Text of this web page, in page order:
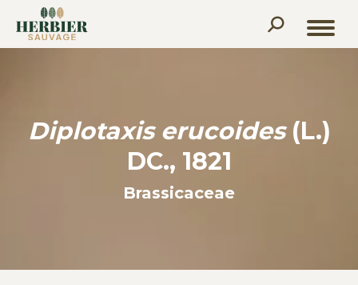
Recherche
:
Diplotaxis erucoides(L.)
DC., 1821
Brassicaceae